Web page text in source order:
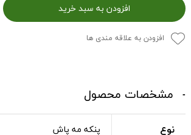
افزودن به سبد خرید
افزودن به علاقه مندی ها
مشخصات محصول
نوع پنکه مه پاش